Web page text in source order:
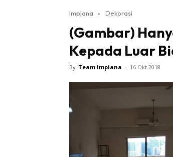
Impiana » Dekorasi
(Gambar)
Kepada Luar
By Team Impiana - 16 Okt 2018